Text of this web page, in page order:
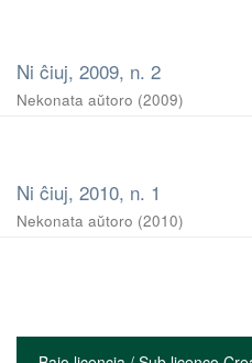
Ni ĉiuj, 2009, n. 2
Nekonata aŭtoro (2009)
Ni ĉiuj, 2010, n. 1
Nekonata aŭtoro (2010)